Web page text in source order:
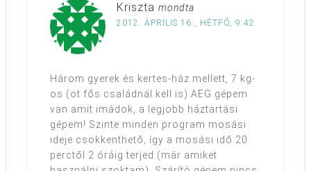
Kriszta mondta
2012. ÁPRILIS 16., HÉTFŐ, 9:42
Három gyerek és kertes-ház mellett, 7 kg-
os (öt fős családnál kell is) AEG gépem
van amit imádok, a legjobb háztartási
gépem! Szinte minden program mosási
ideje csökkenthető, így a mosási idő 20
perctől 2 óráig terjed (már amiket